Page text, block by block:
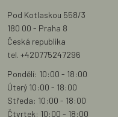
Pod Kotlaskou 558/3
180 00 - Praha 8
Česká republika
tel. +420775247296
Pondělí: 10:00 - 18:00
Úterý 10:00 - 18:00
Středa: 10:00 - 18:00
Čtvrtek: 10:00 - 18:00